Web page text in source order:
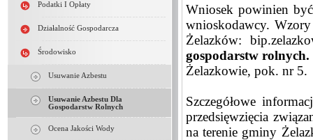
Podatki I Opłaty
Działalność Gospodarcza
Środowisko
Usuwanie Azbestu
Usuwanie Azbestu Dla
Gospodarstw Rolnych
Ocena Jakości Wody
Wniosek powinien
wnioskodawcy.
Żelazków:
gospodarstw rolnych.
Żelazkowie, pok. nr 5.
Szczegółowe
przedsięwzięcia
na terenie gminy